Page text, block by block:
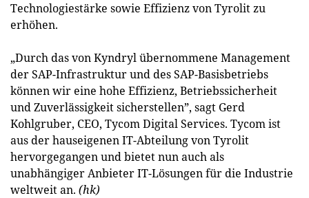
Technologiestärke sowie Effizienz von Tyrolit zu
erhöhen.
„Durch das von Kyndryl übernommene Management
der SAP-Infrastruktur und des SAP-Basisbetriebs
können wir eine hohe Effizienz, Betriebssicherheit
und Zuverlässigkeit sicherstellen”, sagt Gerd
Kohlgruber, CEO, Tycom Digital Services. Tycom ist
aus der hauseigenen IT-Abteilung von Tyrolit
hervorgegangen und bietet nun auch als
unabhängiger Anbieter IT-Lösungen für die Industrie
weltweit an. (hk)